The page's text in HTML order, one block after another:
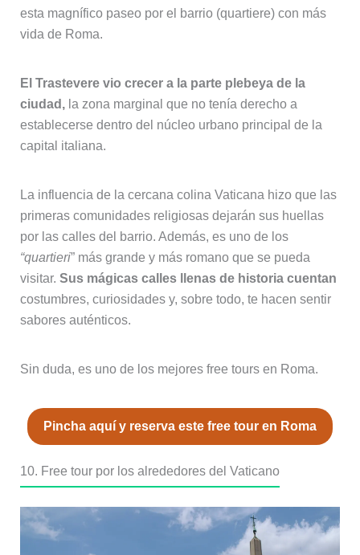
esta magnífico paseo por el barrio (quartiere) con más
vida de Roma.
El Trastevere vio crecer a la parte plebeya de la
ciudad,la zona marginal que no tenía derecho a
establecerse dentro del núcleo urbano principal de la
capital italiana.
La influencia de la cercana colina Vaticana hizo que las
primeras comunidades religiosas dejarán sus huellas
por las calles del barrio. Además, es uno de los
“quartieri” más grande y más romano que se pueda
visitar. Sus mágicas calles llenas de historia cuentan
costumbres, curiosidades y, sobre todo, te hacen sentir
sabores auténticos.
Sin duda, es uno de los mejores free tours en Roma.
Pincha aquí y reserva este free tour en Roma
10. Free tour por los alrededores del Vaticano